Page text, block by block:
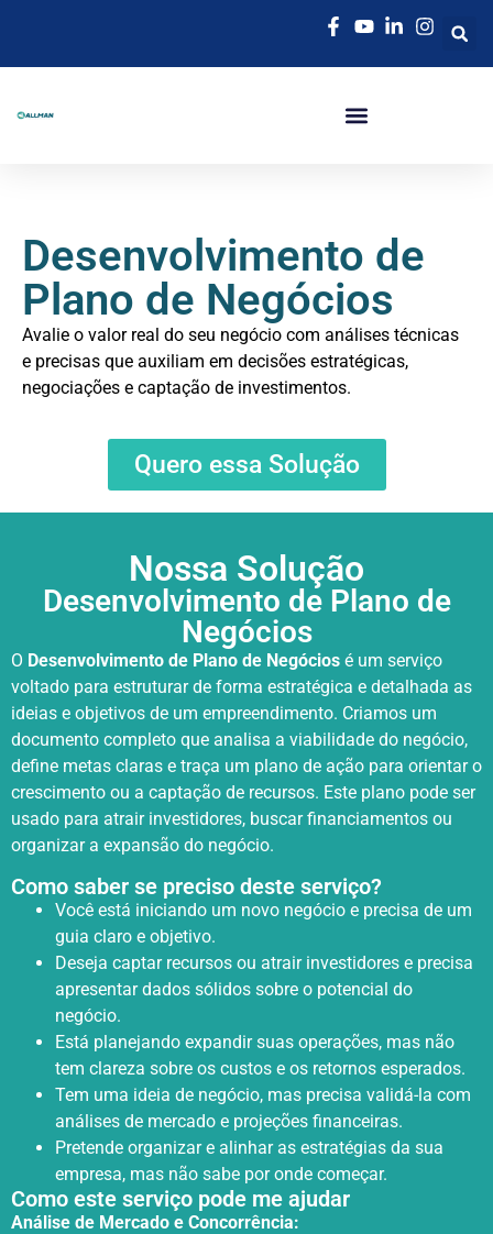
Desenvolvimento de
Plano de Negócios
Avalie o valor real do seu negócio com análises técnicas
e precisas que auxiliam em decisões estratégicas,
negociações e captação de investimentos.
Quero essa Solução
Nossa Solução
Desenvolvimento de Plano de
Negócios
O Desenvolvimento de Plano de Negócios é um serviço
voltado para estruturar de forma estratégica e detalhada as
ideias e objetivos de um empreendimento. Criamos um
documento completo que analisa a viabilidade do negócio,
define metas claras e traça um plano de ação para orientar o
crescimento ou a captação de recursos. Este plano pode ser
usado para atrair investidores, buscar financiamentos ou
organizar a expansão do negócio.
Como saber se preciso deste serviço?
Você está iniciando um novo negócio e precisa de um
guia claro e objetivo.
Deseja captar recursos ou atrair investidores e precisa
apresentar dados sólidos sobre o potencial do
negócio.
Está planejando expandir suas operações, mas não
tem clareza sobre os custos e os retornos esperados.
Tem uma ideia de negócio, mas precisa validá-la com
análises de mercado e projeções financeiras.
Pretende organizar e alinhar as estratégias da sua
empresa, mas não sabe por onde começar.
Como este serviço pode me ajudar
Análise de Mercado e Concorrência: